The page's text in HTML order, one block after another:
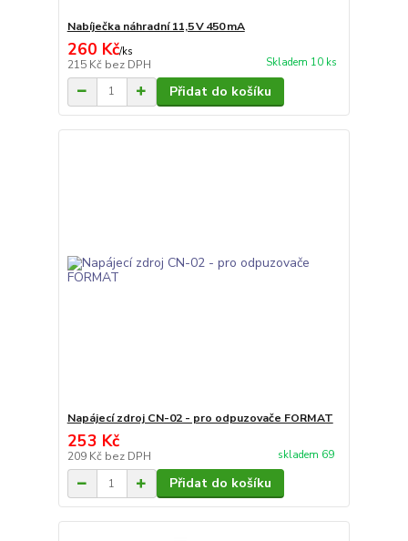
Nabíječka náhradní 11,5 V 450 mA
260 Kč/ks
215 Kč bez DPH Skladem 10 ks
Přidat do košíku
Napájecí zdroj CN-02 - pro odpuzovače FORMAT
253 Kč
209 Kč bez DPH skladem 69
Přidat do košíku